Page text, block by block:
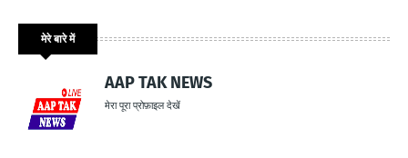
मेरे बारे में
AAP TAK NEWS
मेरा पूरा प्रोफ़ाइल देखें